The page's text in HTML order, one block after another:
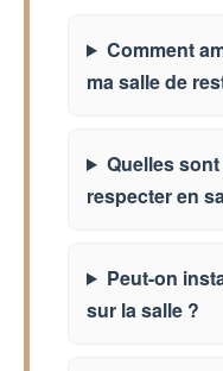
Comment
ma salle de
Quelles
respecter en
Peut-on
sur la salle ?